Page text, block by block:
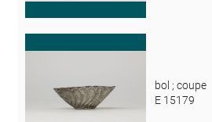
bol ; coupe
E 15179